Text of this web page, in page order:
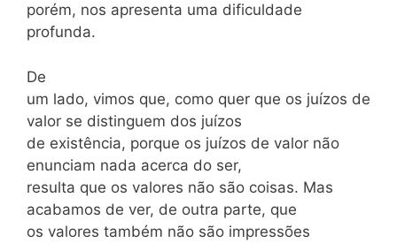
porém, nos apresenta uma dificuldade
profunda.
De
um lado, vimos que, como quer que os juízos de
valor se distinguem dos juízos
de existência, porque os juízos de valor não
enunciam nada acerca do ser,
resulta que os valores não são coisas. Mas
acabamos de ver, de outra parte, que
os valores também não são impressões